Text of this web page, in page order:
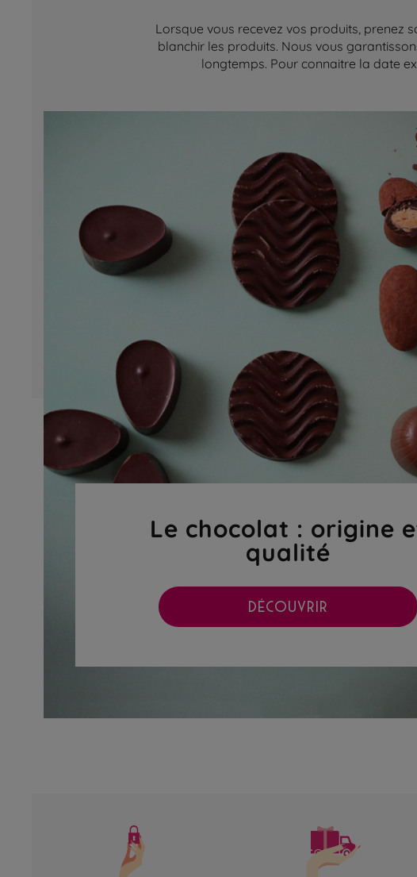
Lorsque vous recevez vos produits, prenez
blanchir les produits. Nous vous
longtemps. Pour connaitre la date
Le chocolat : origine
qualité
DÉCOUVRIR